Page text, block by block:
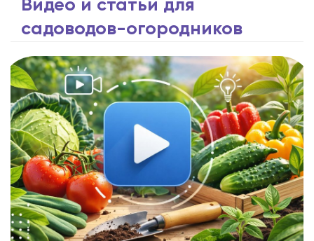
Видео и статьи для
садоводов-огородников